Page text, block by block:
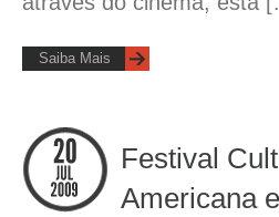
Saiba Mais
Festival
Americana